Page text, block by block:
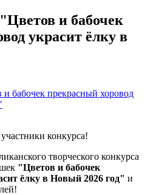
и бабочек
украсит ёлку в
конкурса!
творческого конкурса
"Цветов и бабочек
ёлку в Новый 2026 год" и